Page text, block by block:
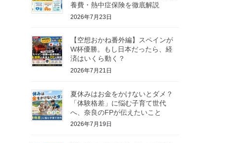
養費・熱中症保険を徹底解説
2026年7月23日
【空想おかね番外編】スペインが
W杯優勝。もし日本だったら、経
済はいくら動く？
2026年7月21日
夏休みはお金をかけないとダメ？
「体験格差」に悩む子育て世代
へ、奈良のFPが伝えたいこと
2026年7月19日